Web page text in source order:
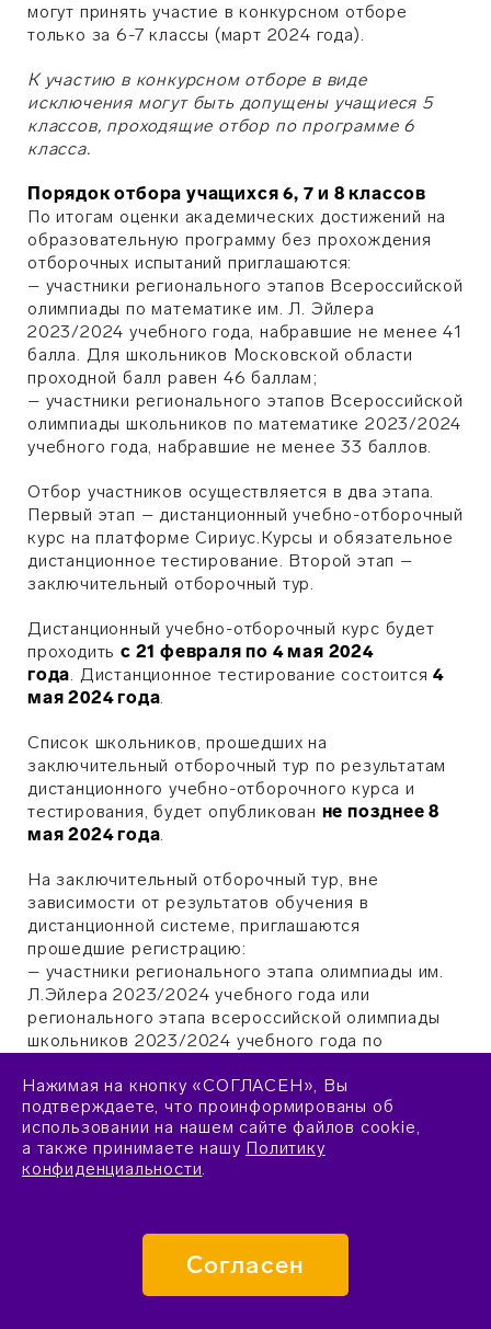
могут принять участие в конкурсном отборе
только за 6-7 классы (март 2024 года).
К участию в конкурсном отборе в виде
исключения могут быть допущены учащиеся 5
классов, проходящие отбор по программе 6
класса.
Порядок отбора учащихся 6, 7 и 8 классов
По итогам оценки академических достижений на
образовательную программу без прохождения
отборочных испытаний приглашаются:
– участники регионального этапов Всероссийской
олимпиады по математике им. Л. Эйлера
2023/2024 учебного года, набравшие не менее 41
балла. Для школьников Московской области
проходной балл равен 46 баллам;
– участники регионального этапов Всероссийской
олимпиады школьников по математике 2023/2024
учебного года, набравшие не менее 33 баллов.
Отбор участников осуществляется в два этапа.
Первый этап – дистанционный учебно-отборочный
курс на платформе Сириус.Курсы и обязательное
дистанционное тестирование. Второй этап –
заключительный отборочный тур.
Дистанционный учебно-отборочный курс будет
проходитьс 21 февраля по 4 мая 2024
года. Дистанционное тестирование состоится4
мая 2024 года.
Список школьников, прошедших на
заключительный отборочный тур по результатам
дистанционного учебно-отборочного курса и
тестирования, будет опубликован не позднее 8
мая 2024 года.
На заключительный отборочный тур, вне
зависимости от результатов обучения в
дистанционной системе, приглашаются
прошедшие регистрацию:
– участники регионального этапа олимпиады им.
Л.Эйлера 2023/2024 учебного года или
регионального этапа всероссийской олимпиады
школьников 2023/2024 учебного года по
баллы на региональном этапе олимпиады им. Л.
Эйлера засчитываются по результатам проверки
работ центральным жюри олимпиады;
– участники октябрьской образовательной
математической программы 2023 года,
дистанционного постсопровождения. Список
таких школьников публикуется в дистанционной
Нажимая на кнопку «СОГЛАСЕН», Вы
подтверждаете, что проинформированы об
использовании на нашем сайте файлов cookie,
а также принимаете нашу Политику
конфиденциальности.
Согласен